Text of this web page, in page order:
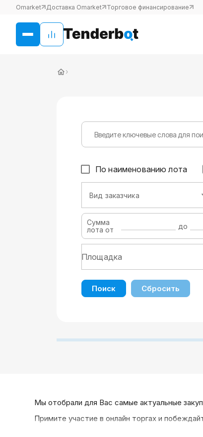
Omarket Доставка Omarket Торговое финансирование
›
По наименованию лота
Вид заказчика
Сумма
лота от
до
Поиск Сбросить
Мы отобрали для Вас самые актуальные
Примите участие в онлайн торгах и